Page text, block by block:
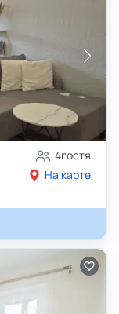
4гостя
На карте